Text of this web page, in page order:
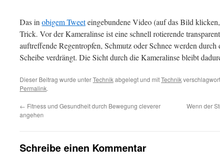
Das in obigem Tweeteingebundene Video (auf das Bild
Trick. Vor der Kameralinse ist eine schnell rotierende
auftreffende Regentropfen, Schmutz oder Schnee werden
Scheibe verdrängt. Die Sicht durch die Kameralinse bleibt
Dieser Beitrag wurde unterTechnikabgelegt und mitTechnik
Permalink.
← Fitness und Gesundheit durch Bewegung cleverer
angehen
Wenn der
Schreibe einen Kommentar